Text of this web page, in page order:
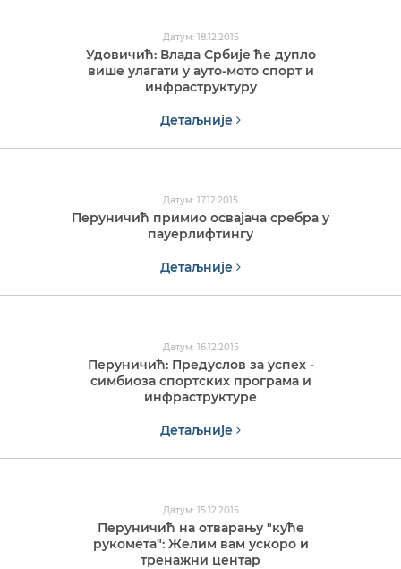
Датум: 18.12.2015
Удовичић: Влада Србије ће дупло
више улагати у ауто-мото спорт и
инфраструктуру
Детаљније
Датум: 17.12.2015
Перуничић примио освајача сребра у
пауерлифтингу
Детаљније
Датум: 16.12.2015
Перуничић: Предуслов за успех -
симбиоза спортских програма и
инфраструктуре
Детаљније
Датум: 15.12.2015
Перуничић на отварању "куће
рукомета": Желим вам ускоро и
тренажни центар